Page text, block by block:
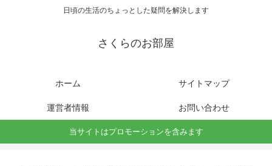
日頃の生活のちょっとした疑問を解決します
さくらのお部屋
ホーム サイトマップ
運営者情報 お問い合わせ
当サイトはプロモーションを含みます